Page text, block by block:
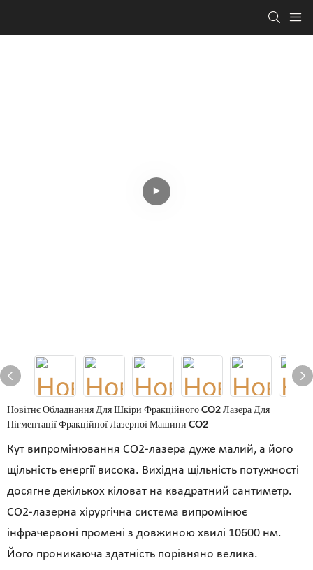
Новітнє Обладнання Для Шкіри Фракційного CO2 Лазера Для
Пігментації Фракційної Лазерної Машини CO2
Кут випромінювання CO2-лазера дуже малий, а його
щільність енергії висока. Вихідна щільність потужності
досягне декількох кіловат на квадратний сантиметр.
CO2-лазерна хірургічна система випромінює
інфрачервоні промені з довжиною хвилі 10600 нм.
Його проникаюча здатність порівняно велика.